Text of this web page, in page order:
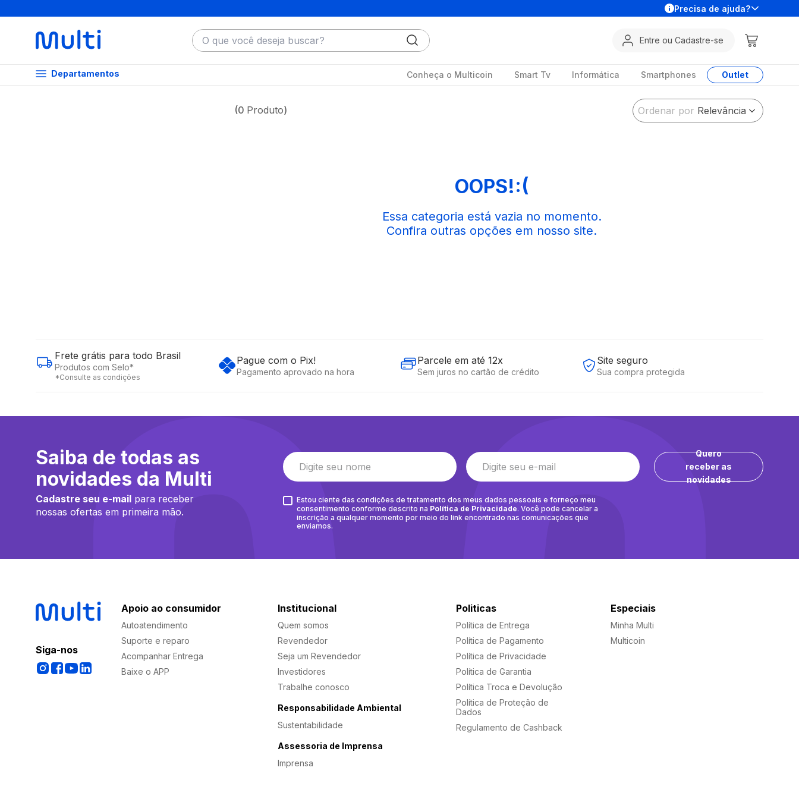
Precisa de ajuda?
O que você deseja buscar?
Entre ou Cadastre-se
Departamentos Conheça o Multicoin Smart Tv Informática Smartphones Outlet
0 Produto Ordenar por Relevância
OOPS!
Frete grátis para todo Brasil
Produtos com Selo*
*Consulte as condições
Pague com o Pix!
Pagamento aprovado na hora
Parcele em até 12x
Sem juros no cartão de crédito
Site seguro
Sua compra protegida
Saiba de todas as
novidades da Multi
Cadastre seu e-mail para receber
nossas ofertas em primeira mão.
Quero
receber as
novidades
Estou ciente das condições de tratamento dos meus dados pessoais e forneço meu
consentimento conforme descrito na Política de Privacidade. Você pode cancelar a
inscrição a qualquer momento por meio do link encontrado nas comunicações que
enviamos.
Siga-nos
Apoio ao consumidor
Autoatendimento
Suporte e reparo
Acompanhar Entrega
Baixe o APP
Institucional
Quem somos
Revendedor
Seja um Revendedor
Investidores
Trabalhe conosco
Responsabilidade Ambiental
Sustentabilidade
Assessoria de Imprensa
Imprensa
Politicas
Política de Entrega
Política de Pagamento
Política de Privacidade
Política de Garantia
Política Troca e Devolução
Política de Proteção de
Dados
Regulamento de Cashback
Especiais
Minha Multi
Multicoin